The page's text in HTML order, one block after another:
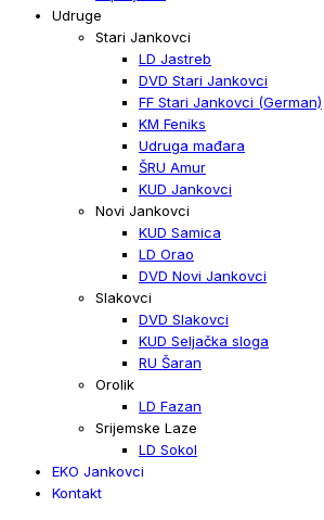
Udruge
Stari Jankovci
LD Jastreb
DVD Stari Jankovci
FF Stari Jankovci (German)
KM Feniks
Udruga mađara
ŠRU Amur
KUD Jankovci
Novi Jankovci
KUD Samica
LD Orao
DVD Novi Jankovci
Slakovci
DVD Slakovci
KUD Seljačka sloga
RU Šaran
Orolik
LD Fazan
Srijemske Laze
LD Sokol
EKO Jankovci
Kontakt